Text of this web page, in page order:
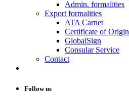
Admin. formalities
Export formalities
ATA Carnet
Certificate of Origin
GlobalSign
Consular Service
Contact
Follow us